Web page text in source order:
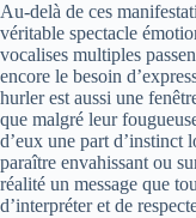
Au-delà de ces
véritable spectacle
vocalises multiples
encore le besoin
hurler est aussi une
que malgré leur
d’eux une part d’instinct
paraître envahissant ou
réalité un message que
d’interpréter et de